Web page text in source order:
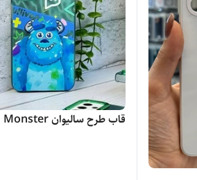
قاب طرح سالیوان Monster